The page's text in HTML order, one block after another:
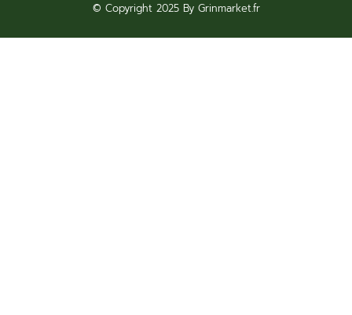
© Copyright 2025 By Grinmarket.fr